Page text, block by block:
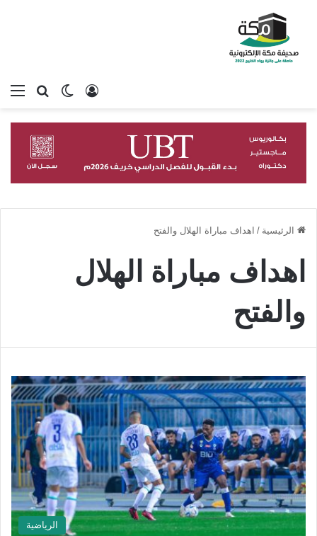
بحثالوضع
تسجيل الدخول
الرئيسية / اهداف مباراة الهلال والفتح
اهداف مباراة الهلال
والفتح
الرياضية